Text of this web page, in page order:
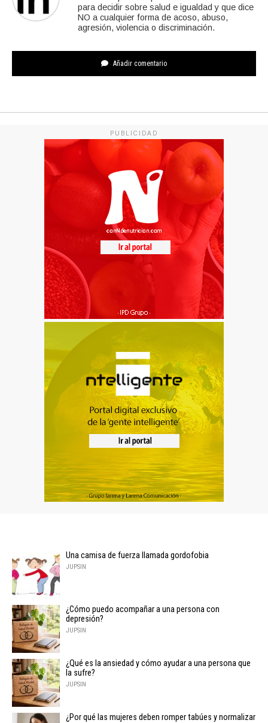
para decidir sobre salud e igualdad y que dice
NO a cualquier forma de acoso, abuso,
agresión, violencia o discriminación.
Añadir comentario
PUBLICIDAD
Una camisa de fuerza llamada gordofobia
JUPSIN
¿Cómo puedo acompañar a una persona con
depresión?
JUPSIN
¿Qué es la ansiedad y cómo ayudar a una persona que
la sufre?
JUPSIN
¿Por qué las mujeres deben romper tabúes y normalizar